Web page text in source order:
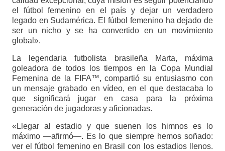
el fútbol femenino en el país y dejar un verdadero
legado en Sudamérica. El fútbol femenino ha dejado de
ser un nicho y se ha convertido en un movimiento
global».
La legendaria futbolista brasileña Marta, máxima
goleadora de todos los tiempos en la Copa Mundial
Femenina de la FIFA™, compartió su entusiasmo con
un mensaje grabado en vídeo, en el que destacaba lo
que significará jugar en casa para la próxima
generación de jugadoras y aficionadas.
«Llegar al estadio y que suenen los himnos es lo
máximo —afirmó—. Es lo que siempre hemos soñado:
ver el fútbol femenino en Brasil con los estadios llenos.